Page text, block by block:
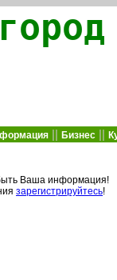
Ваша информация!
зарегистрируйтесь!
Бизнес